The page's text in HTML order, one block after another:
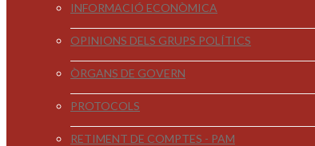
INFORMACIÓ ECONÒMICA
OPINIONS DELS GRUPS POLÍTICS
ÒRGANS DE GOVERN
PROTOCOLS
RETIMENT DE COMPTES - PAM